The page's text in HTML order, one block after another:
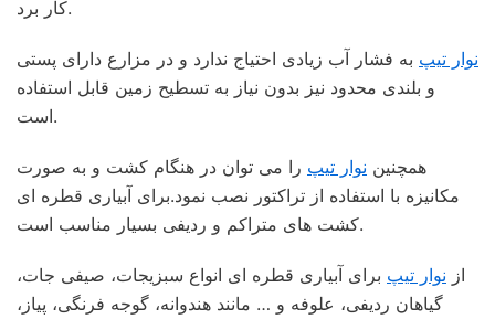
کار برد.
نوار تیپ به فشار آب زیادی احتیاج ندارد و در مزارع دارای پستی
و بلندی محدود نیز بدون نیاز به تسطیح زمین قابل استفاده
است.
همچنین نوار تیپ را می توان در هنگام کشت و به صورت
مکانیزه با استفاده از تراکتور نصب نمود.برای آبیاری قطره ای
کشت های متراکم و ردیفی بسیار مناسب است.
از نوار تیپ برای آبیاری قطره ای انواع سبزیجات، صیفی جات،
گیاهان ردیفی، علوفه و … مانند هندوانه، گوجه فرنگی، پیاز،